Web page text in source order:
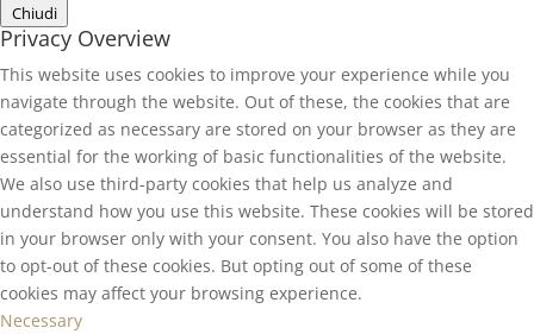
Chiudi
Privacy Overview
This website uses cookies to improve your experience while you
navigate through the website. Out of these, the cookies that are
categorized as necessary are stored on your browser as they are
essential for the working of basic functionalities of the website.
We also use third-party cookies that help us analyze and
understand how you use this website. These cookies will be stored
in your browser only with your consent. You also have the option
to opt-out of these cookies. But opting out of some of these
cookies may affect your browsing experience.
Necessary